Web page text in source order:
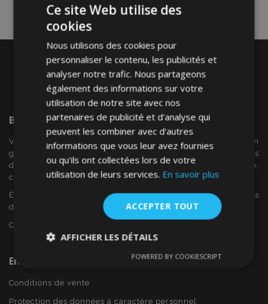
Bienvenue SurVTVAuto
VTV voiture est un détaillant européen et fournisseur en
gros d'accessoires automobiles tels que:. les enjoliveurs, les
déflecteurs de vent, housses de siège, tapis de voiture,
couvertures de chrome et cadres ...
Êtes-vous intéressé par dropshipping ou voulez-vous
devenir notre partenaire?
Contactez-nous dès aujourd'hui!
En Savoir Plus Sur VTVAuto
Conditions de vente
Protection des données à caractère personnel
Ce site Web utilise des
cookies
Nous utilisons des cookies pour
personnaliser le contenu, les publicités et
analyser notre trafic. Nous partageons
également des informations sur votre
utilisation de notre site avec nos
partenaires de publicité et d'analyse qui
peuvent les combiner avec d'autres
informations que vous leur avez fournies
ou qu'ils ont collectées lors de votre
utilisation de leurs services. En savoir plus
ACCEPTER TOUT
AFFICHER LES DÉTAILS
Performance Ciblage
POWERED BY COOKIESCRIPT